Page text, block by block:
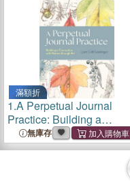
滿額折
1.A Perpetual Journal
Practice: Building a
Connection with Nature
Through Art
無庫存